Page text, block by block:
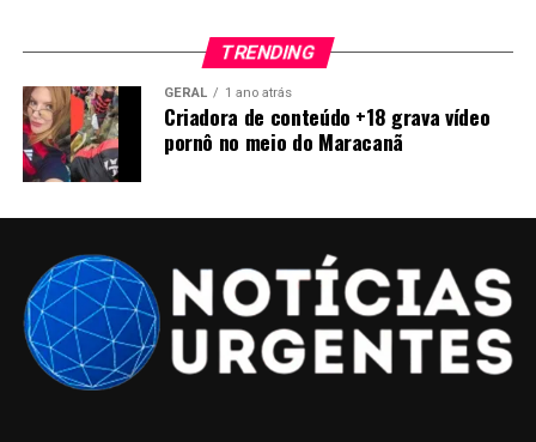
TRENDING
GERAL 1 ano atrás
Criadora de conteúdo +18 grava vídeo
pornô no meio do Maracanã